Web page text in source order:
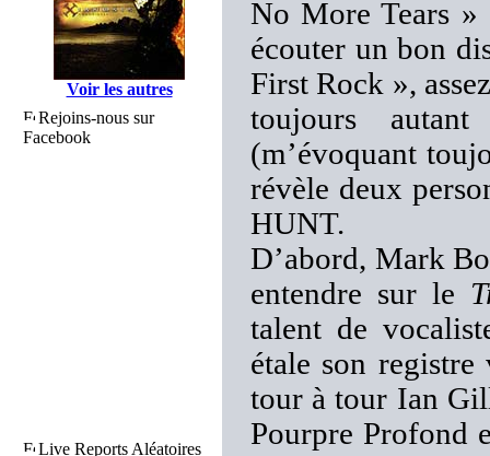
Voir les autres
Rejoins-nous sur
Facebook
Live Reports Aléatoires
No More Tears »
écouter un bon
First Rock »,
toujours
(m’évoquant
révèle deux
HUNT.
D’abord, Mark
entendre sur le
talent de
étale son
tour à tour Ian
Pourpre Profond